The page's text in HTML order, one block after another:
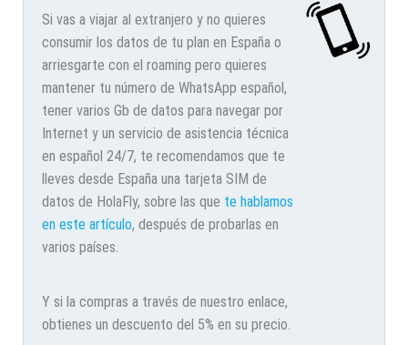
Si vas a viajar al extranjero y no quieres
consumir los datos de tu plan en España o
arriesgarte con el roaming pero quieres
mantener tu número de WhatsApp español,
tener varios Gb de datos para navegar por
Internet y un servicio de asistencia técnica
en español 24/7, te recomendamos que te
lleves desde España una tarjeta SIM de
datos de HolaFly, sobre las que te hablamos
en este artículo, después de probarlas en
varios países.
Y si la compras a través de nuestro enlace,
obtienes un descuento del 5% en su precio.